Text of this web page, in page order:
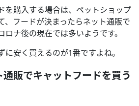
を購入する場合は、ペットショップ
、フードが決まったらネット通販で
ナ後の現在では多いようです。
に安く買えるのが1番ですよね。
販でキャットフードを買う